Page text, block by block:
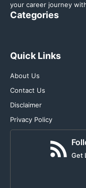
your career journey
Categories
Quick Links
About Us
Contact Us
Disclaimer
Privacy Policy
Get